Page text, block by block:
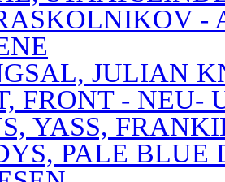
-
JULIAN
FRONT - NEU-
YASS,
PALE BLUE